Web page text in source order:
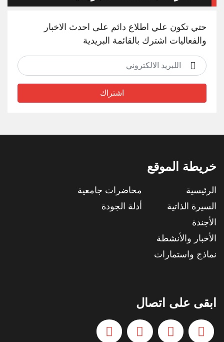
حتي تكون علي اطلاع دائم على احدث الاخبار
والفعاليات اشترك بالقائمة البريدية
اشتراك
خريطة الموقع
الرئيسية
السيرة الذاتية
الأجندة
الأخبار والأنشطة
نماذج واستمارات
محاضرات جامعية
أدلة الجودة
ابقى على اتصال